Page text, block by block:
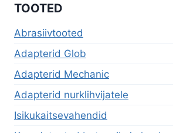
TOOTED
Abrasiivtooted
Adapterid Glob
Adapterid Mechanic
Adapterid nurklihvijatele
Isikukaitsevahendid